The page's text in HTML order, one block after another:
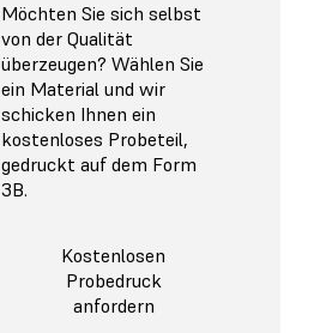
Möchten Sie sich selbst
von der Qualität
überzeugen? Wählen Sie
ein Material und wir
schicken Ihnen ein
kostenloses Probeteil,
gedruckt auf dem Form
3B.
Kostenlosen
Probedruck
anfordern